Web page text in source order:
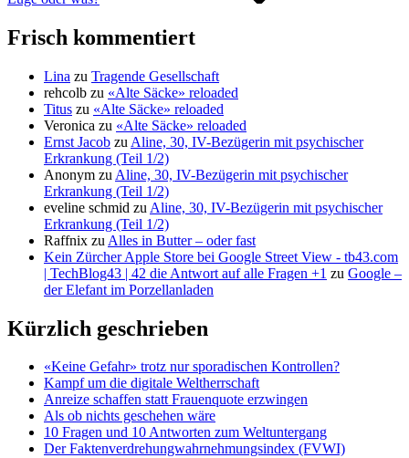
Frisch kommentiert
Lina zu Tragende Gesellschaft
rehcolb zu «Alte Säcke» reloaded
Titus zu «Alte Säcke» reloaded
Veronica zu «Alte Säcke» reloaded
Ernst Jacob zu Aline, 30, IV-Bezügerin mit psychischer
Erkrankung (Teil 1/2)
Anonym zu Aline, 30, IV-Bezügerin mit psychischer
Erkrankung (Teil 1/2)
eveline schmid zu Aline, 30, IV-Bezügerin mit psychischer
Erkrankung (Teil 1/2)
Raffnix zu Alles in Butter – oder fast
Kein Zürcher Apple Store bei Google Street View - tb43.com
| TechBlog43 | 42 die Antwort auf alle Fragen +1 zu Google –
der Elefant im Porzellanladen
Kürzlich geschrieben
«Keine Gefahr» trotz nur sporadischen Kontrollen?
Kampf um die digitale Weltherrschaft
Anreize schaffen statt Frauenquote erzwingen
Als ob nichts geschehen wäre
10 Fragen und 10 Antworten zum Weltuntergang
Der Faktenverdrehungwahrnehmungsindex (FVWI)